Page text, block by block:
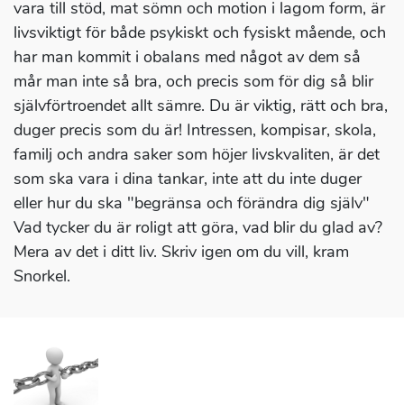
vara till stöd, mat sömn och motion i lagom form, är
livsviktigt för både psykiskt och fysiskt mående, och
har man kommit i obalans med något av dem så
mår man inte så bra, och precis som för dig så blir
självförtroendet allt sämre. Du är viktig, rätt och bra,
duger precis som du är! Intressen, kompisar, skola,
familj och andra saker som höjer livskvaliten, är det
som ska vara i dina tankar, inte att du inte duger
eller hur du ska "begränsa och förändra dig själv"
Vad tycker du är roligt att göra, vad blir du glad av?
Mera av det i ditt liv. Skriv igen om du vill, kram
Snorkel.